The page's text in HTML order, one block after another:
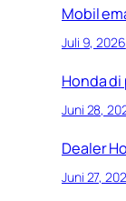
Mobil
Juli 9, 2026
Honda
Juni 28,
Dealer
Juni 27,